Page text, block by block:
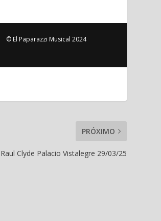
© El Paparazzi Musical 2024
PRÓXIMO
Clyde Palacio Vistalegre 29/03/25